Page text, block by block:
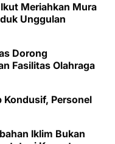
Meriahkan Mura
Unggulan
Dorong
Fasilitas Olahraga
Kondusif, Personel
Iklim Bukan